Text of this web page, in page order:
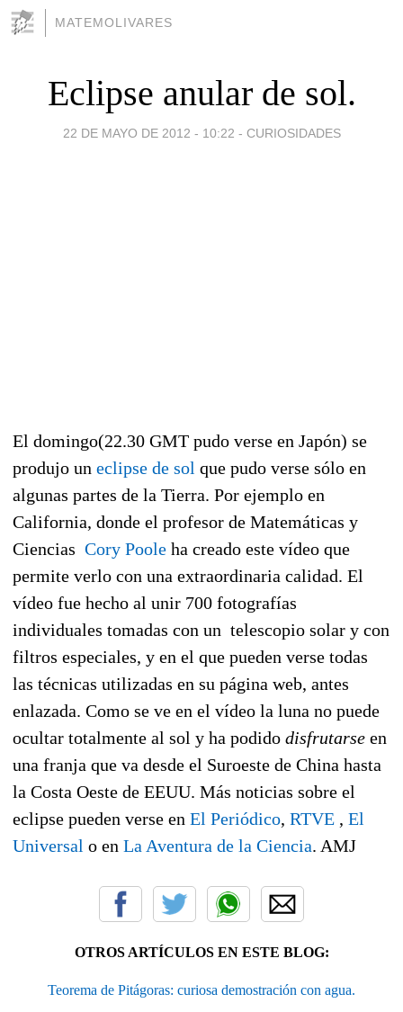
MATEMOLIVARES
Eclipse anular de sol.
22 DE MAYO DE 2012 - 10:22 - CURIOSIDADES
El domingo(22.30 GMT pudo verse en Japón) se
produjo un eclipse de sol que pudo verse sólo en
algunas partes de la Tierra. Por ejemplo en
California, donde el profesor de Matemáticas y
Ciencias Cory Poole ha creado este vídeo que
permite verlo con una extraordinaria calidad. El
vídeo fue hecho al unir 700 fotografías
individuales tomadas con un telescopio solar y con
filtros especiales, y en el que pueden verse todas
las técnicas utilizadas en su página web, antes
enlazada. Como se ve en el vídeo la luna no puede
ocultar totalmente al sol y ha podido disfrutarse en
una franja que va desde el Suroeste de China hasta
la Costa Oeste de EEUU. Más noticias sobre el
eclipse pueden verse en El Periódico, RTVE , El
Universal o en La Aventura de la Ciencia. AMJ
OTROS ARTÍCULOS EN ESTE BLOG:
Teorema de Pitágoras: curiosa demostración con agua.